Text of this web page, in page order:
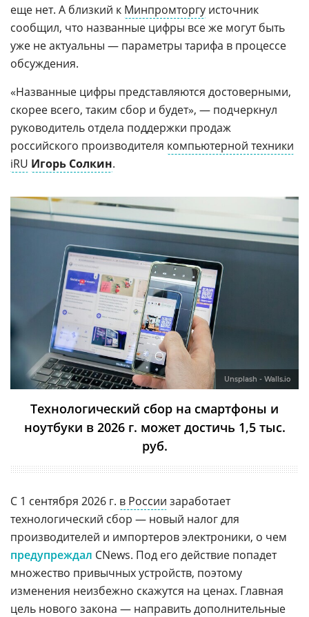
еще нет. А близкий к Минпромторгу источник
сообщил, что названные цифры все же могут быть
уже не актуальны — параметры тарифа в процессе
обсуждения.
«Названные цифры представляются достоверными,
скорее всего, таким сбор и будет», — подчеркнул
руководитель отдела поддержки продаж
российского производителя компьютерной техники
iRU Игорь Солкин.
Unsplash - Walls.io
Технологический сбор на смартфоны и
ноутбуки в 2026 г. может достичь 1,5 тыс.
руб.
С 1 сентября 2026 г. в России заработает
технологический сбор — новый налог для
производителей и импортеров электроники, о чем
предупреждал CNews. Под его действие попадет
множество привычных устройств, поэтому
изменения неизбежно скажутся на ценах. Главная
цель нового закона — направить дополнительные